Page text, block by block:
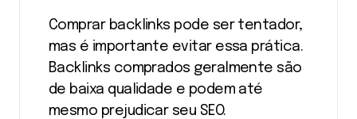
Comprar backlinks pode ser tentador,
mas é importante evitar essa prática.
Backlinks comprados geralmente são
de baixa qualidade e podem até
mesmo prejudicar seu SEO.